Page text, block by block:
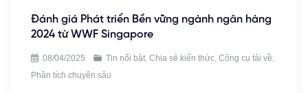
Đánh giá Phát triển Bền vững ngành ngân hàng
2024 từ WWF Singapore
08/04/2025 Tin nổi bật, Chia sẻ kiến thức, Công cụ tải về
Phân tích chuyên sâu